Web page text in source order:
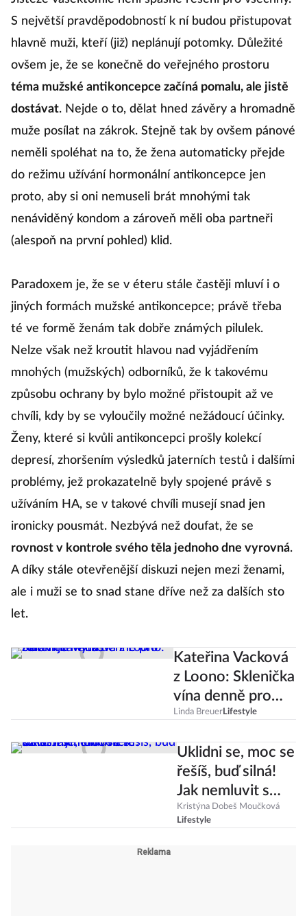
S největší pravděpodobností k ní budou přistupovat
hlavně muži, kteří (již) neplánují potomky. Důležité
ovšem je, že se konečně do veřejného prostoru
téma mužské antikoncepce začíná pomalu, ale jistě
dostávat. Nejde o to, dělat hned závěry a hromadně
muže posílat na zákrok. Stejně tak by ovšem pánové
neměli spoléhat na to, že žena automaticky přejde
do režimu užívání hormonální antikoncepce jen
proto, aby si oni nemuseli brát mnohými tak
nenáviděný kondom a zároveň měli oba partneři
(alespoň na první pohled) klid.
Paradoxem je, že se v éteru stále častěji mluví i o
jiných formách mužské antikoncepce; právě třeba
té ve formě ženám tak dobře známých pilulek.
Nelze však než kroutit hlavou nad vyjádřením
mnohých (mužských) odborníků, že k takovému
způsobu ochrany by bylo možné přistoupit až ve
chvíli, kdy by se vyloučily možné nežádoucí účinky.
Ženy, které si kvůli antikoncepci prošly kolekcí
depresí, zhoršením výsledků jaterních testů i dalšími
problémy, jež prokazatelně byly spojené právě s
užíváním HA, se v takové chvíli musejí snad jen
ironicky pousmát. Nezbývá než doufat, že se
rovnost v kontrole svého těla jednoho dne vyrovná.
A díky stále otevřenější diskuzi nejen mezi ženami,
ale i muži se to snad stane dříve než za dalších sto
let.
Kateřina Vacková
z Loono: Sklenička
vína denně pro
zdraví je mýtus
Linda BreuerLifestyle
Uklidni se, moc se
řešíš, buď silná!
Jak nemluvit s
úzkostným
člověkem?
Kristýna Dobeš Moučková
Lifestyle